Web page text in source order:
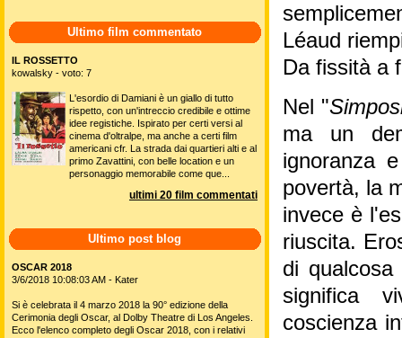
Léaud
Da fissità a
Nel "
ma un
ignoranza
povertà, la
invece è
riuscita.
di
significa
coscienza
Ultimo film commentato
IL ROSSETTO
kowalsky - voto: 7
L'esordio di Damiani è un giallo di tutto
rispetto, con un'intreccio credibile e ottime
idee registiche. Ispirato per certi versi al
cinema d'oltralpe, ma anche a certi film
americani cfr. La strada dai quartieri alti e al
primo Zavattini, con belle location e un
personaggio memorabile come que...
ultimi 20 film commentati
Ultimo post blog
OSCAR 2018
3/6/2018 10:08:03 AM - Kater
Si è celebrata il 4 marzo 2018 la 90° edizione della
Cerimonia degli Oscar, al Dolby Theatre di Los Angeles.
Ecco l'elenco completo degli Oscar 2018, con i relativi